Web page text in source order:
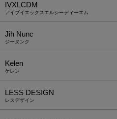
IVXLCDM
アイブイエックスエルシーディーエム
Jih Nunc
ジーヌンク
Kelen
ケレン
LESS DESIGN
レスデザイン